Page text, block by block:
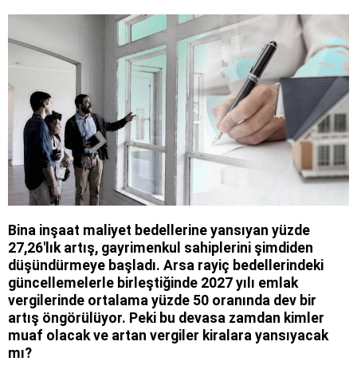
Bina inşaat maliyet bedellerine yansıyan yüzde
27,26'lık artış, gayrimenkul sahiplerini şimdiden
düşündürmeye başladı. Arsa rayiç bedellerindeki
güncellemelerle birleştiğinde 2027 yılı emlak
vergilerinde ortalama yüzde 50 oranında dev bir
artış öngörülüyor. Peki bu devasa zamdan kimler
muaf olacak ve artan vergiler kiralara yansıyacak
mı?